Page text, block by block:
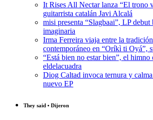
It Rises All Nectar lanza “El trono
guitarrista catalán Javi Alcalá
misi presenta “Slagbaai”, LP debut
imaginaria
Irma Ferreira viaja entre la
contemporáneo en “Oríkì ti Oyá”,
“Está bien no estar bien”, el himno
eldelacuadra
Diog Caltad invoca ternura y
nuevo EP
They said • Dijeron